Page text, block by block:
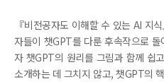
『비전공자도 이해할 수 있는 AI 지
자들이 챗GPT를 다룬 후속작으로
자 챗GPT의 원리를 그림과 함께 쉽
소개하는 데 그치지 않고, 챗GPT의